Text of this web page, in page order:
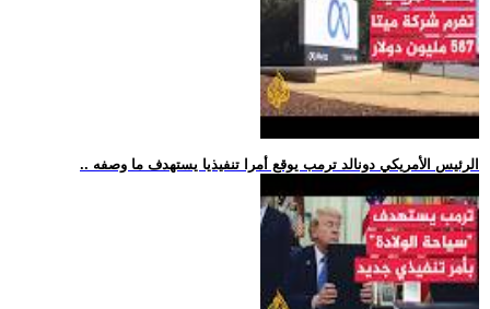
.. الرئيس الأمريكي دونالد ترمب يوقع أمرا تنفيذيا يستهدف ما وصفه